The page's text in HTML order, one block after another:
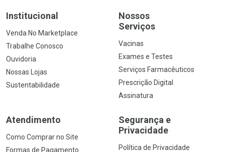
Institucional
Venda No Marketplace
Trabalhe Conosco
Ouvidoria
Nossas Lojas
Sustentabilidade
Nossos
Serviços
Vacinas
Exames e Testes
Serviços Farmacêuticos
Prescrição Digital
Assinatura
Atendimento
Como Comprar no Site
Formas de Pagamento
Segurança e
Privacidade
Política de Privacidade